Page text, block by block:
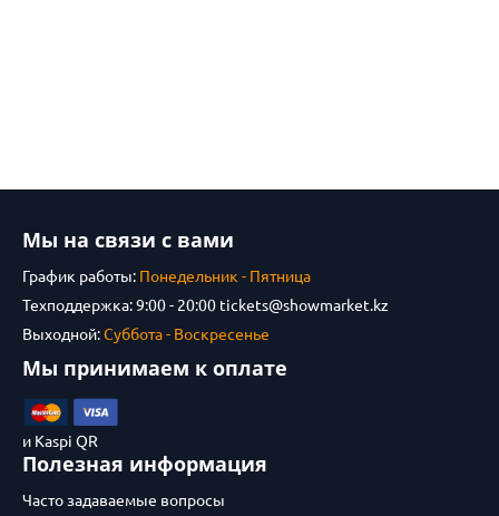
Мы на связи с вами
График работы: Понедельник - Пятница
Техподдержка: 9:00 - 20:00 tickets@showmarket.kz
Выходной:Суббота - Воскресенье
Мы принимаем к оплате
и Kaspi QR
Полезная информация
Часто задаваемые вопросы